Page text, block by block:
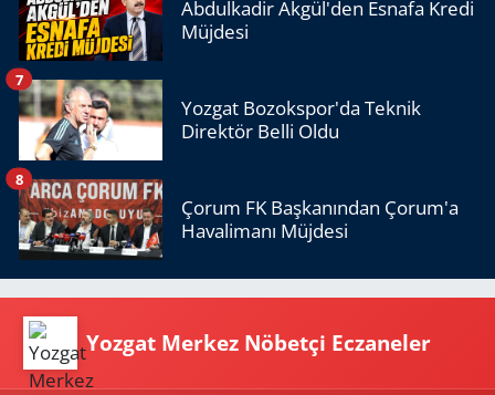
Abdulkadir Akgül'den Esnafa Kredi
Müjdesi
Yozgat Bozokspor'da Teknik
Direktör Belli Oldu
7
Çorum FK Başkanından Çorum'a
Havalimanı Müjdesi
8
Yozgat Merkez Nöbetçi Eczaneler